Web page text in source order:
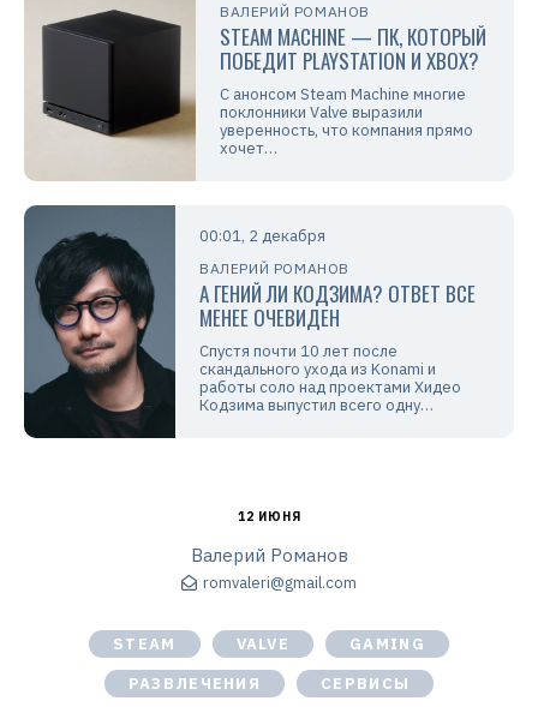
ВАЛЕРИЙ РОМАНОВ
STEAM MACHINE — ПК, КОТОРЫЙ
ПОБЕДИТ PLAYSTATION И XBOX?
С анонсом Steam Machine многие
поклонники Valve выразили
уверенность, что компания прямо
хочет…
00:01, 2 декабря
ВАЛЕРИЙ РОМАНОВ
А ГЕНИЙ ЛИ КОДЗИМА? ОТВЕТ ВСЕ
МЕНЕЕ ОЧЕВИДЕН
Спустя почти 10 лет после
скандального ухода из Konami и
работы соло над проектами Хидео
Кодзима выпустил всего одну…
12 ИЮНЯ
Валерий Романов
romvaleri@gmail.com
STEAM VALVE
GAMING
РАЗВЛЕЧЕНИЯ
СЕРВИСЫ